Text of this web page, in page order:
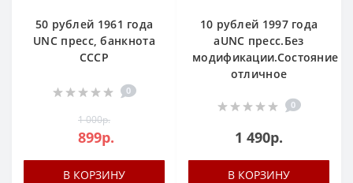
50 рублей 1961 года
UNC пресс, банкнота
СССР
0
1 000р.
899р.
В КОРЗИНУ
10 рублей 1997 года
аUNC пресс.Без
модификации.Состояние
отличное
0
1 490р.
В КОРЗИНУ